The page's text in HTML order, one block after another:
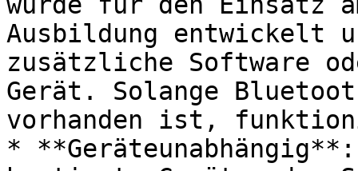
Ausbildung entwickelt
zusätzliche Software
Gerät. Solange
vorhanden ist,
*